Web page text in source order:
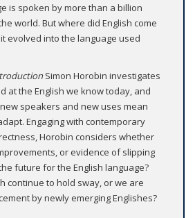
is spoken by more than a billion
world. But where did English come
evolved into the language used
Simon Horobin investigates
at the English we know today, and
speakers and new uses mean
Engaging with contemporary
Horobin considers whether
or evidence of slipping
future for the English language?
continue to hold sway, or we are
by newly emerging Englishes?